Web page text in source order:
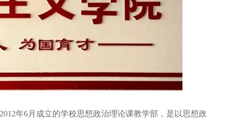
年6月成立的学校思想政治理论课教学部，是以思想政